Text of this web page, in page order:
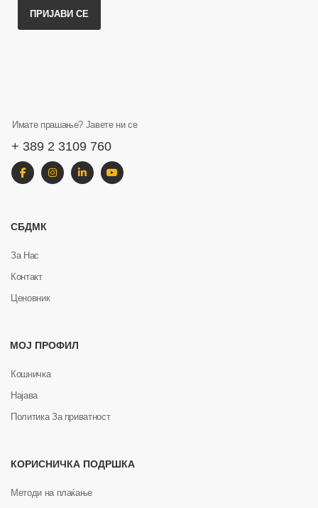
ПРИЈАВИ СЕ
Имате прашање? Јавете ни се
+ 389 2 3109 760
СБДМК
За Нас
Контакт
Ценовник
МОЈ ПРОФИЛ
Кошничка
Најава
Политика За приватност
КОРИСНИЧКА ПОДРШКА
Методи на плаќање